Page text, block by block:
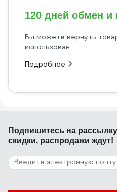
120 дней обмен и
Вы можете вернуть
использован
Подробнее
Подпишитесь на рассылку
скидки, распродажи ждут!